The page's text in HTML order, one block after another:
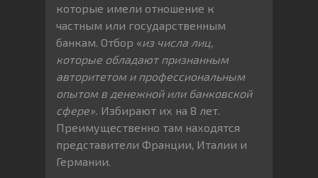
которые имели отношение к
частным или государственным
банкам. Отбор «из числа лиц,
которые обладают признанным
авторитетом и профессиональным
опытом в денежной или банковской
сфере». Избирают их на 8 лет.
Преимущественно там находятся
представители Франции, Италии и
Германии.